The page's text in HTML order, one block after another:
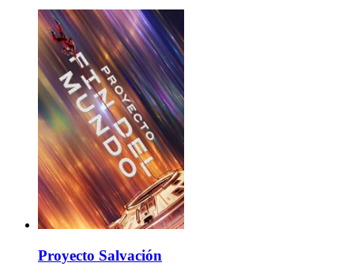
Proyecto Salvación